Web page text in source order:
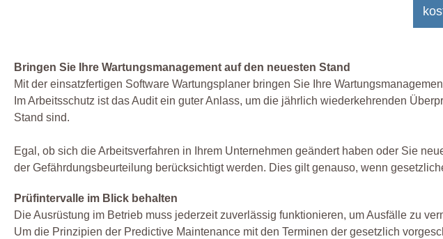
Bringen Sie Ihre Wartungsmanagement auf den neuesten Stand
Mit der einsatzfertigen Software Wartungsplaner bringen Sie Ihre
Im Arbeitsschutz ist das Audit ein guter Anlass, um die jährlich wiederkehrenden
Stand sind.
Egal, ob sich die Arbeitsverfahren in Ihrem Unternehmen geändert haben oder Sie
der Gefährdungsbeurteilung berücksichtigt werden. Dies gilt genauso, wenn
Prüfintervalle im Blick behalten
Die Ausrüstung im Betrieb muss jederzeit zuverlässig funktionieren, um Ausfälle zu
Um die Prinzipien der Predictive Maintenance mit den Terminen der gesetzlich